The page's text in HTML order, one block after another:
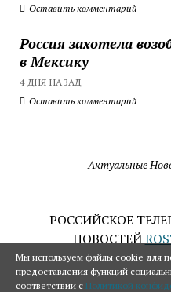
Оставить комментарий
Россия захотела
в Мексику
4 ДНЯ НАЗАД
Оставить комментарий
Актуальные
РОССИЙСКОЕ
НОВОСТЕЙ
Мы используем файлы cookie для
предоставления функций
соответствии с Политикой